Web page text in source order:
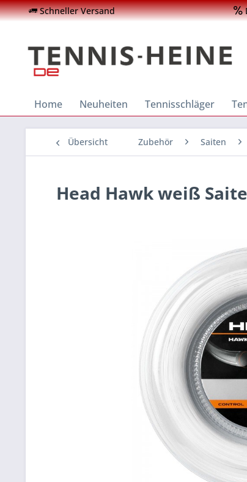
Schneller Versand
Home Neuheiten Tennisschläger
Übersicht Zubehör Saiten
Head Hawk weiß